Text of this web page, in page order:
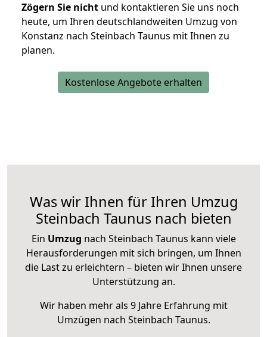
Zögern Sie nicht und kontaktieren Sie uns noch
heute, um Ihren deutschlandweiten Umzug von
Konstanz nach Steinbach Taunus mit Ihnen zu
planen.
Kostenlose Angebote erhalten
Was wir Ihnen für Ihren Umzug
Steinbach Taunus nach bieten
Ein Umzug nach Steinbach Taunus kann viele
Herausforderungen mit sich bringen, um Ihnen
die Last zu erleichtern – bieten wir Ihnen unsere
Unterstützung an.
Wir haben mehr als 9 Jahre Erfahrung mit
Umzügen nach Steinbach Taunus.